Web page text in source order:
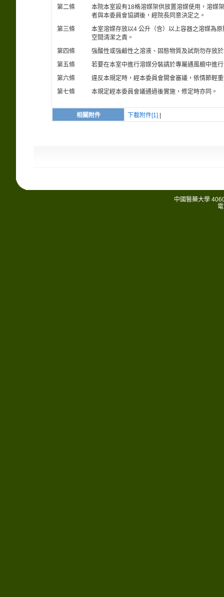
第二條
本院本室設有18格溶媒架供放置溶媒使用，溶媒
者與本委員會協調後，經院長同意決定之。
第三條
本室溶媒存放以4 公升（含）以上容器之溶媒為
空間清潔之責。
第四條
強酸性或強鹼性之溶液、固態物質及試劑勿存放
第五條
若要在本室中進行溶媒分裝請於專屬通風櫥中進
第六條
違反本規定時，經本委員會開會審議，依情節輕
第七條
本規定經本委員會議通過後實施，修定時亦同。
相關附件 下載附件[1]
中國醫藥大學